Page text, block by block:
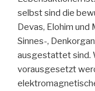
selbst sind die
Devas, Elohim und
Sinnes-,
ausgestattet sind.
vorausgesetzt